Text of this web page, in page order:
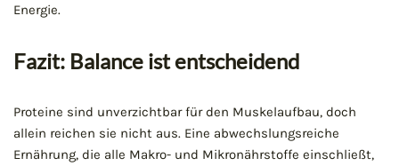
Energie.
Fazit: Balance ist entscheidend
Proteine sind unverzichtbar für den Muskelaufbau, doch
allein reichen sie nicht aus. Eine abwechslungsreiche
Ernährung, die alle Makro- und Mikronährstoffe einschließt,